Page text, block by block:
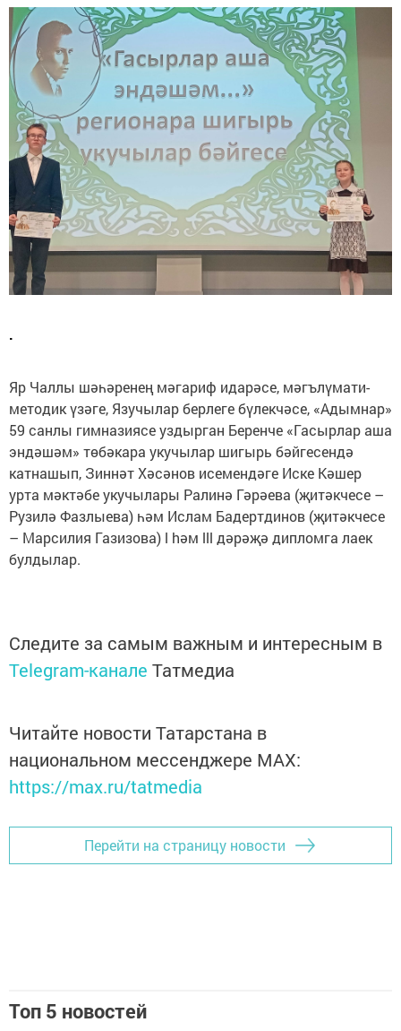
.
Яр Чаллы шәһәренең мәгариф идарәсе, мәгълүмати-
методик үзәге, Язучылар берлеге бүлекчәсе, «Адымнар»
59 санлы гимназиясе уздырган Беренче «Гасырлар аша
эндәшәм» төбәкара укучылар шигырь бәйгесендә
катнашып, Зиннәт Хәсәнов исемендәге Иске Кәшер
урта мәктәбе укучылары Ралинә Гәрәева (җитәкчесе –
Рузилә Фазлыева) һәм Ислам Бадертдинов (җитәкчесе
– Марсилия Газизова) l hәм lll дәрәҗә дипломга лаек
булдылар.
Следите за самым важным и интересным в
Telegram-канале Татмедиа
Читайте новости Татарстана в
национальном мессенджере MАХ:
https://max.ru/tatmedia
Перейти на страницу новости
Топ 5 новостей